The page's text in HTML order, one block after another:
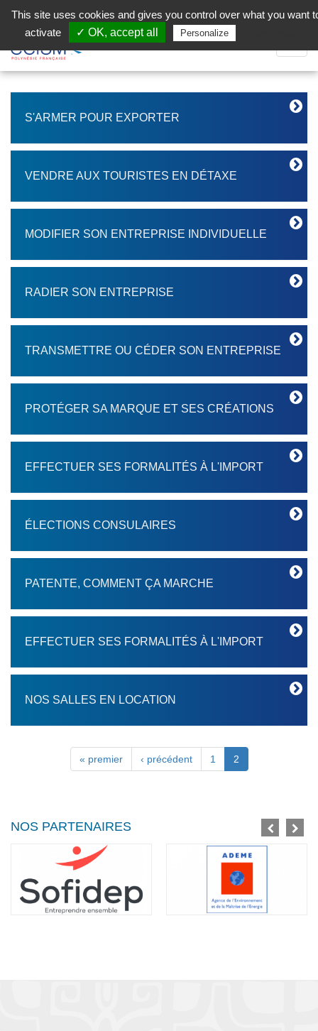
Facebook (Customer Chat) is disabled.
la
S'ARMER POUR EXPORTER
VENDRE AUX TOURISTES EN DÉTAXE
MODIFIER SON ENTREPRISE INDIVIDUELLE
RADIER SON ENTREPRISE
TRANSMETTRE OU CÉDER SON ENTREPRISE
PROTÉGER SA MARQUE ET SES CRÉATIONS
EFFECTUER SES FORMALITÉS À L'IMPORT
ÉLECTIONS CONSULAIRES
PATENTE, COMMENT ÇA MARCHE
EFFECTUER SES FORMALITÉS À L'IMPORT
NOS SALLES EN LOCATION
« premier ‹ précédent 1 2
NOS PARTENAIRES
This site uses cookies and gives you control over what you want
activate
✓ OK, accept all Personalize